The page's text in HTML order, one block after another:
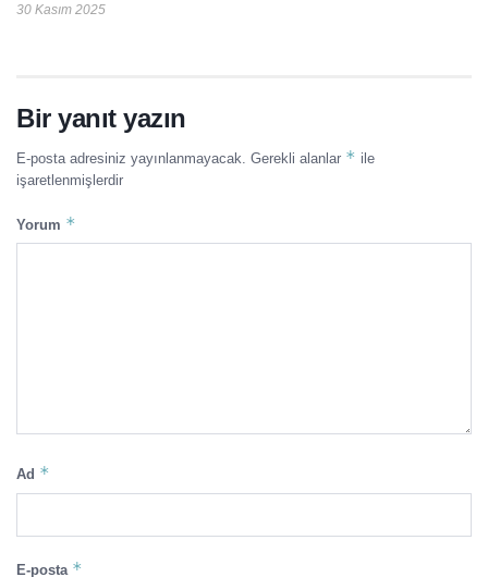
30 Kasım 2025
Bir yanıt yazın
E-posta adresiniz yayınlanmayacak. Gerekli alanlar * ile
işaretlenmişlerdir
Yorum *
Ad *
E-posta *